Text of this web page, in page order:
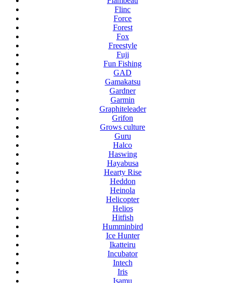
Flinc
Force
Forest
Fox
Freestyle
Fuji
Fun Fishing
GAD
Gamakatsu
Gardner
Garmin
Graphiteleader
Grifon
Grows culture
Guru
Halco
Haswing
Hayabusa
Hearty Rise
Heddon
Heinola
Helicopter
Helios
Hitfish
Humminbird
Ice Hunter
Ikatteiru
Incubator
Intech
Iris
Isamu